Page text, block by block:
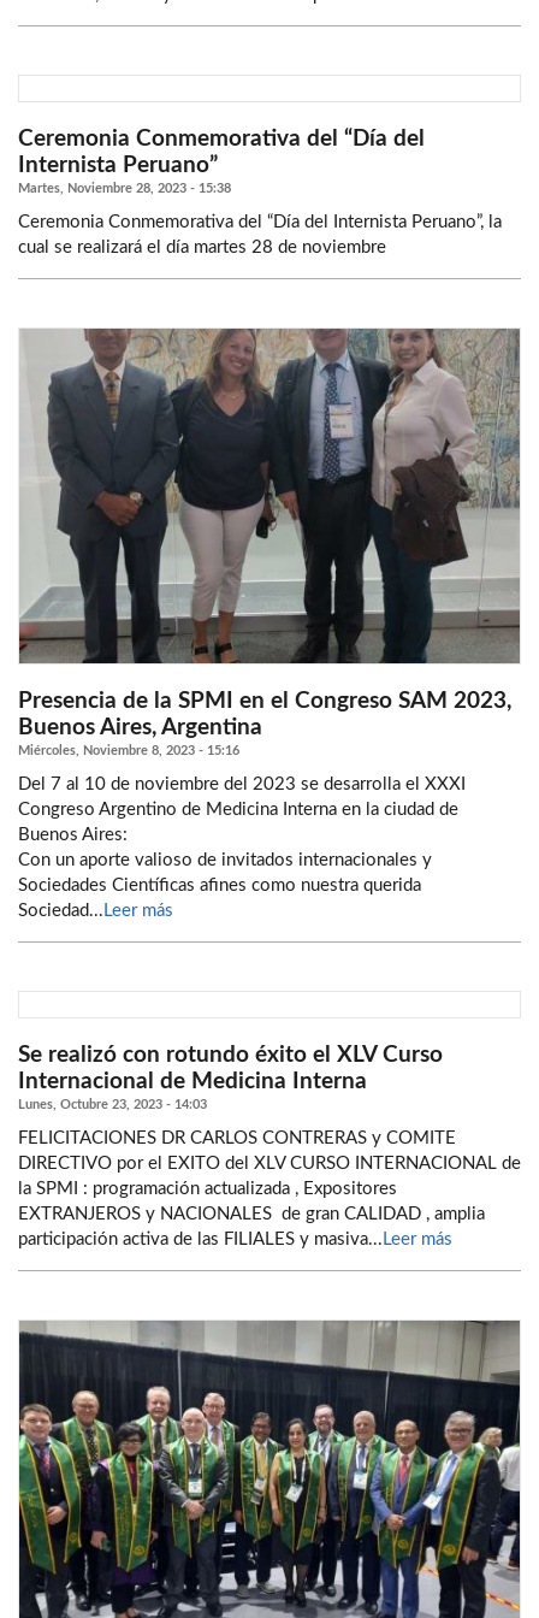
Ceremonia Conmemorativa del “Día del
Internista Peruano”
Martes, Noviembre 28, 2023 - 15:38
Ceremonia Conmemorativa del “Día del Internista Peruano”, la
cual se realizará el día martes 28 de noviembre
Presencia de la SPMI en el Congreso SAM 2023,
Buenos Aires, Argentina
Miércoles, Noviembre 8, 2023 - 15:16
Del 7 al 10 de noviembre del 2023 se desarrolla el XXXI
Congreso Argentino de Medicina Interna en la ciudad de
Buenos Aires:
Con un aporte valioso de invitados internacionales y
Sociedades Científicas afines como nuestra querida
Sociedad... Leer más
Se realizó con rotundo éxito el XLV Curso
Internacional de Medicina Interna
Lunes, Octubre 23, 2023 - 14:03
FELICITACIONES DR CARLOS CONTRERAS y COMITE
DIRECTIVO por el EXITO del XLV CURSO INTERNACIONAL de
la SPMI : programación actualizada , Expositores
EXTRANJEROS y NACIONALES de gran CALIDAD , amplia
participación activa de las FILIALES y masiva... Leer más